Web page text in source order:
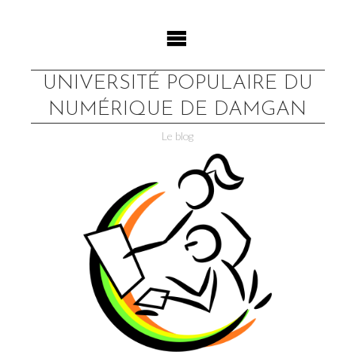
UNIVERSITÉ POPULAIRE DU
NUMÉRIQUE DE DAMGAN
Le blog